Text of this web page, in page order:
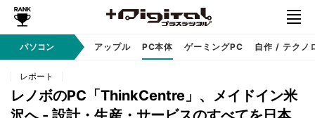
パソコンWindows アップル PC本体 ゲーミングPC 自作 / テクノ
レポート
レノボのPC「ThinkCentre」、メイドイン米